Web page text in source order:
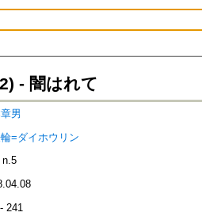
- 闇はれて
男
=ダイホウリン
n.5
241